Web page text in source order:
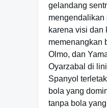
gelandang
mengendalikan
karena visi dan
memenangkan
Olmo, dan
Oyarzabal di
Spanyol
bola yang
tanpa bola